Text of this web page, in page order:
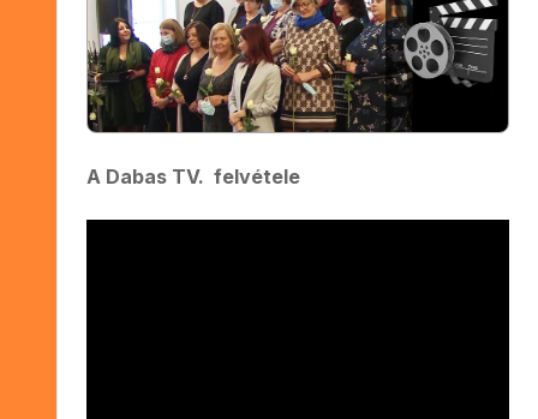
A Dabas TV. felvétele